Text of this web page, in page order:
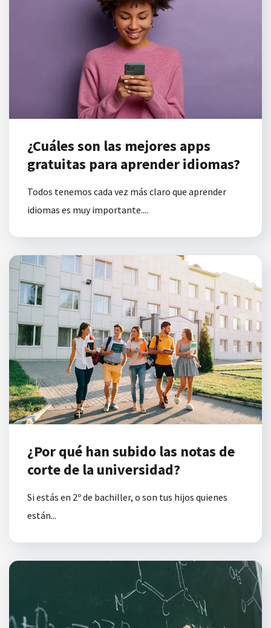
¿Cuáles son las mejores apps
gratuitas para aprender idiomas?
Todos tenemos cada vez más claro que aprender
idiomas es muy importante....
¿Por qué han subido las notas de
corte de la universidad?
Si estás en 2º de bachiller, o son tus hijos quienes
están...